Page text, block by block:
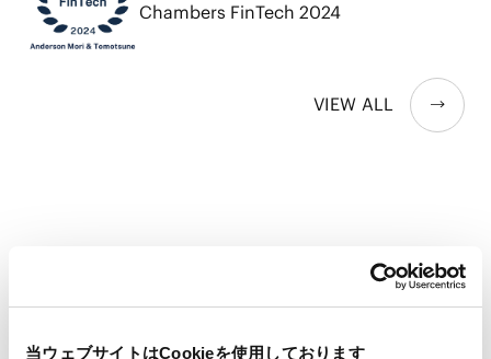
当ウェブサイトはCookieを使用しております
Chambers FinTech 2024
VIEW ALL
RELATED INSIGHTS